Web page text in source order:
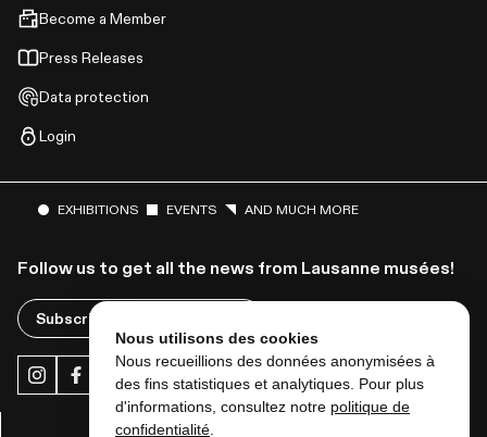
Become a Member
Press Releases
Data protection
Login
EXHIBITIONS EVENTS AND MUCH MORE
Follow us to get all the news from Lausanne musées!
Subscribe to the newsletter
Nous utilisons des cookies
Nous recueillions des données anonymisées à
des fins statistiques et analytiques. Pour plus
d'informations, consultez notre politique de
confidentialité